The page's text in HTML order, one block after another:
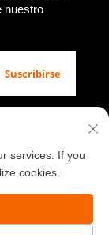
nuestro
Suscribirse
Furniture
services. If you
cookies.